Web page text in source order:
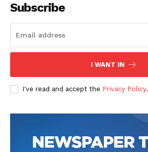
Subscribe
I WANT IN
I've read and accept the Privacy Policy.